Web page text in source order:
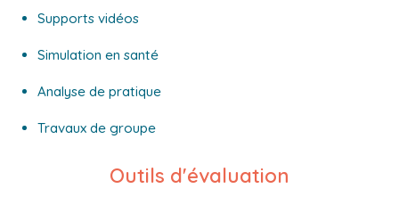
Supports vidéos
Simulation en santé
Analyse de pratique
Travaux de groupe
Outils d'évaluation